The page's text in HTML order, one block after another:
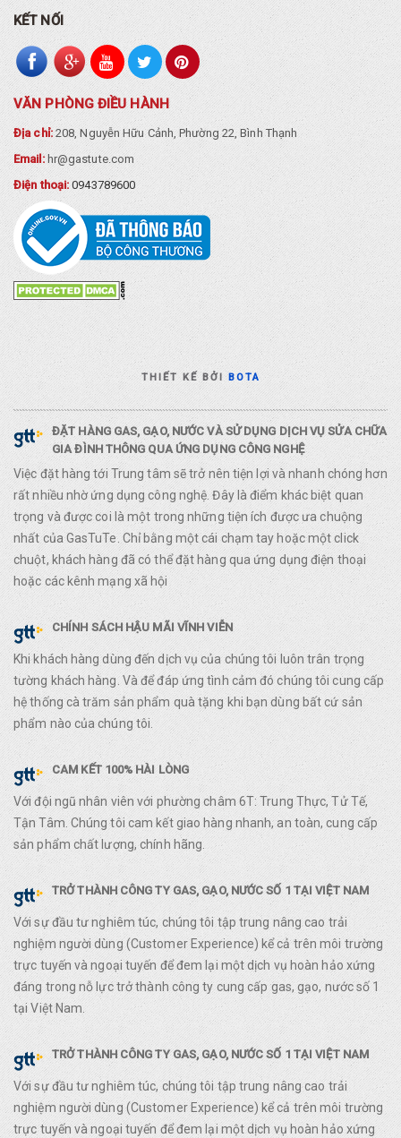
KẾT NỐI
VĂN PHÒNG ĐIỀU HÀNH
Địa chỉ:208, Nguyễn Hữu Cảnh, Phường 22, Bình Thạnh
Email: hr@gastute.com
Điện thoại:0943789600
THIẾT KẾ BỞIBOTA
ĐẶT HÀNG GAS, GẠO, NƯỚC VÀ SỬ DỤNG DỊCH VỤ SỬA CHỮA
GIA ĐÌNH THÔNG QUA ỨNG DỤNG CÔNG NGHỆ
Việc đặt hàng tới Trung tâm sẽ trở nên tiện lợi và nhanh chóng hơn
rất nhiều nhờ ứng dụng công nghệ. Đây là điểm khác biệt quan
trọng và được coi là một trong những tiện ích được ưa chuộng
nhất của GasTuTe. Chỉ bằng một cái chạm tay hoặc một click
chuột, khách hàng đã có thể đặt hàng qua ứng dụng điện thoại
hoặc các kênh mạng xã hội
CHÍNH SÁCH HẬU MÃI VĨNH VIỄN
Khi khách hàng dùng đến dịch vụ của chúng tôi luôn trân trọng
tường khách hàng. Và để đáp ứng tình cảm đó chúng tôi cung cấp
hệ thống cà trăm sản phẩm quà tặng khi bạn dùng bất cứ sản
phẩm nào của chúng tôi.
CAM KẾT 100% HÀI LÒNG
Với đội ngũ nhân viên với phường châm 6T: Trung Thực, Tử Tế,
Tận Tâm. Chúng tôi cam kết giao hàng nhanh, an toàn, cung cấp
sản phẩm chất lượng, chính hãng.
TRỞ THÀNH CÔNG TY GAS, GẠO, NƯỚC SỐ 1 TẠI VIỆT NAM
Với sự đầu tư nghiêm túc, chúng tôi tập trung nâng cao trải
nghiệm người dùng (Customer Experience) kể cả trên môi trường
trực tuyến và ngoại tuyến để đem lại một dịch vụ hoàn hảo xứng
đáng trong nỗ lực trở thành công ty cung cấp gas, gạo, nước số 1
tại Việt Nam.
TRỞ THÀNH CÔNG TY GAS, GẠO, NƯỚC SỐ 1 TẠI VIỆT NAM
Với sự đầu tư nghiêm túc, chúng tôi tập trung nâng cao trải
nghiệm người dùng (Customer Experience) kể cả trên môi trường
trực tuyến và ngoại tuyến để đem lại một dịch vụ hoàn hảo xứng